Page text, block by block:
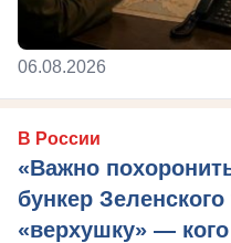
06.08.2026
В России
«Важно
бункер
«верхушку» —